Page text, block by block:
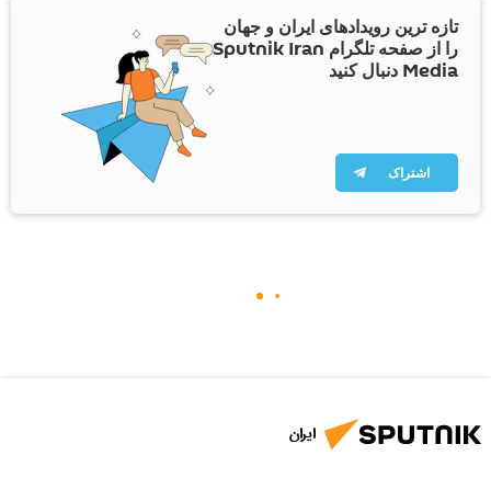
تازه ترین رویدادهای ایران و جهان
را از صفحه تلگرام Sputnik Iran
Media دنبال کنید
اشتراک
ایران